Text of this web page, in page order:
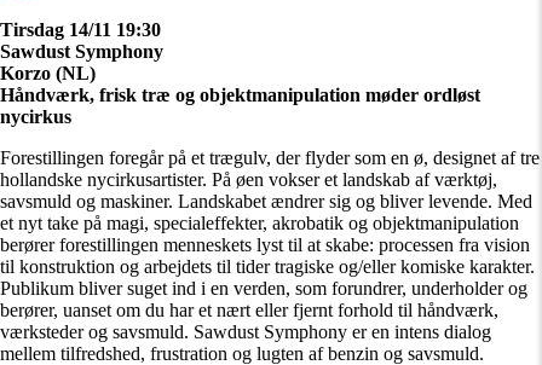
Tirsdag 14/11 19:30
Sawdust Symphony
Korzo (NL)
Håndværk, frisk træ og objektmanipulation møder ordløst
nycirkus
Forestillingen foregår på et trægulv, der flyder som en ø, designet af tre
hollandske nycirkusartister. På øen vokser et landskab af værktøj,
savsmuld og maskiner. Landskabet ændrer sig og bliver levende. Med
et nyt take på magi, specialeffekter, akrobatik og objektmanipulation
berører forestillingen menneskets lyst til at skabe: processen fra vision
til konstruktion og arbejdets til tider tragiske og/eller komiske karakter.
Publikum bliver suget ind i en verden, som forundrer, underholder og
berører, uanset om du har et nært eller fjernt forhold til håndværk,
værksteder og savsmuld. Sawdust Symphony er en intens dialog
mellem tilfredshed, frustration og lugten af benzin og savsmuld.